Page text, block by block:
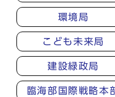
環境局
こども未来局
建設緑政局
臨海部国際戦略本